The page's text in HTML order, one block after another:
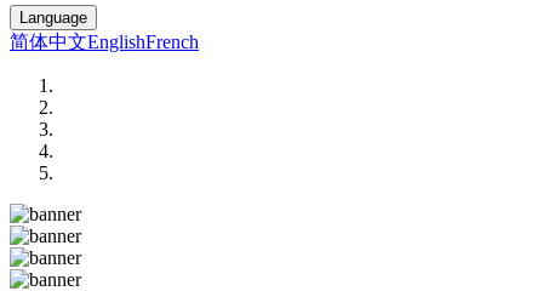
Language
简体中文EnglishFrench